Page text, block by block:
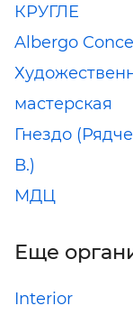
КРУГЛЕ
Albergo
мастерская
Гнездо
В.)
МДЦ
Еще
Interior